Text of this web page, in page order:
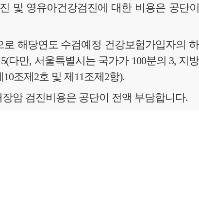
및 영유아건강검진에 대한 비용은 공단
해당연도 수검예정 건강보험가입자의
다만, 서울특별시는 국가가 100분의 3, 지
10조제2호 및 제11조제2항).
암 검진비용은 공단이 전액 부담합니다.